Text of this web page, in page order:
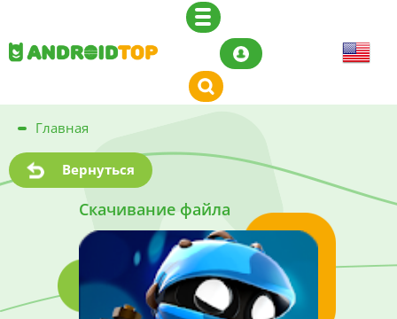
Главная
Вернуться
Скачивание файла